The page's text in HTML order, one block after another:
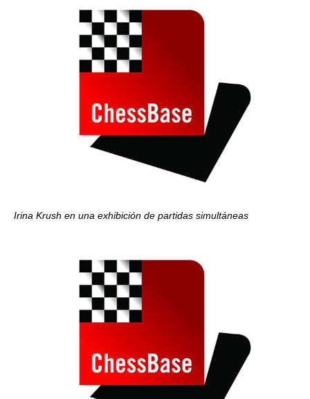
Irina Krush en una exhibición de partidas simultáneas